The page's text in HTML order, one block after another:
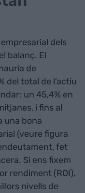
dels
balanç. El
de
del total de l’actiu
un 45,4% en
i fins al
una bona
(veure figura
fet
Si ens fixem
rendiment (ROI),
nivells de